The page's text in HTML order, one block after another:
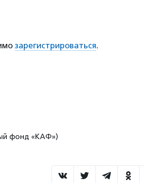
зарегистрироваться.
фонд «КАФ»)